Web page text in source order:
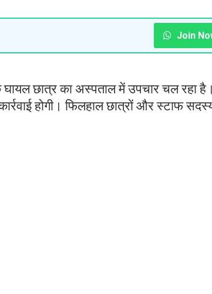
Join
घायल छात्र का अस्पताल में उपचार चल रहा है।
होगी। फिलहाल छात्रों और स्टाफ